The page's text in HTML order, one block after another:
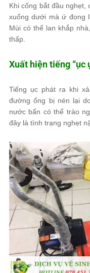
Khi cống bắt đầu
xuống dưới mà ứ đọng
Mùi có thể lan khắp
thấp.
Xuất hiện tiếng “ục
Tiếng ục phát ra khi
đường ống bị nén lại
nước bẩn có thể trào
đây là tình trạng nghẹt